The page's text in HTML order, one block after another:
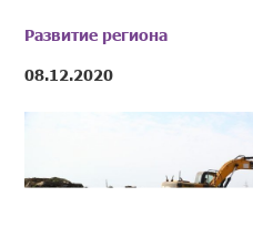
Развитие региона
08.12.2020